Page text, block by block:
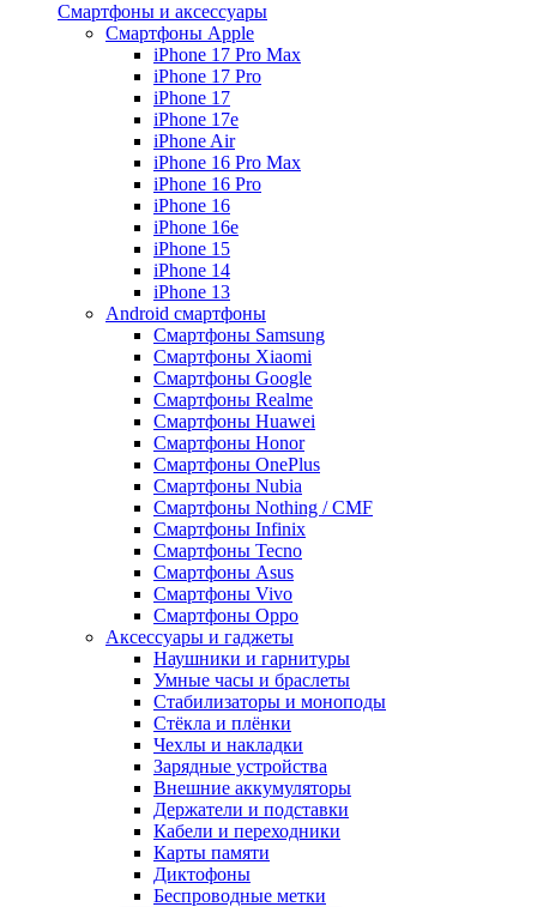
Смартфоны и аксессуары
Смартфоны Apple
iPhone 17 Pro Max
iPhone 17 Pro
iPhone 17
iPhone 17e
iPhone Air
iPhone 16 Pro Max
iPhone 16 Pro
iPhone 16
iPhone 16e
iPhone 15
iPhone 14
iPhone 13
Android cмартфоны
Смартфоны Samsung
Смартфоны Xiaomi
Смартфоны Google
Смартфоны Realme
Смартфоны Huawei
Смартфоны Honor
Смартфоны OnePlus
Смартфоны Nubia
Смартфоны Nothing / CMF
Смартфоны Infinix
Смартфоны Tecno
Смартфоны Asus
Смартфоны Vivo
Смартфоны Oppo
Аксессуары и гаджеты
Наушники и гарнитуры
Умные часы и браслеты
Стабилизаторы и моноподы
Стёкла и плёнки
Чехлы и накладки
Зарядные устройства
Внешние аккумуляторы
Держатели и подставки
Кабели и переходники
Карты памяти
Диктофоны
Беспроводные метки